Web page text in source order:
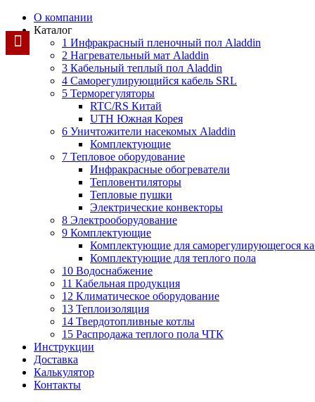
О компании
Каталог
1 Инфракрасный пленочный пол Aladdin
2 Нагревательный мат Aladdin
3 Кабельный теплый пол Aladdin
4 Саморегулирующийся кабель SRL
5 Терморегуляторы
RTC/RS Китай
UTH Южная Корея
6 Уничтожители насекомых Aladdin
Комплектующие
7 Тепловое оборудование
Инфракрасные обогреватели
Тепловентиляторы
Тепловые пушки
Электрические конвекторы
8 Электрооборудование
9 Комплектующие
Комплектующие для саморегулирующегося
Комплектующие для теплого пола
10 Водоснабжение
11 Кабельная продукция
12 Климатическое оборудование
13 Теплоизоляция
14 Твердотопливные котлы
15 Распродажа теплого пола ЧТК
Инструкции
Доставка
Калькулятор
Контакты